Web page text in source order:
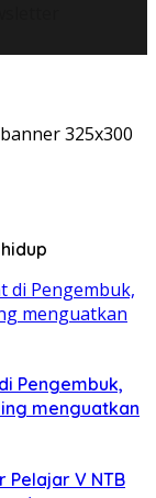
Pengembuk,
menguatkan
Pelajar V NTB